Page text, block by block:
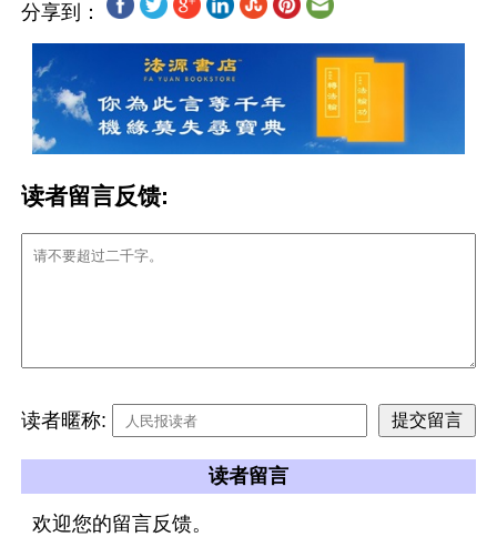
分享到：
读者留言反馈:
读者暱称:
读者留言
欢迎您的留言反馈。